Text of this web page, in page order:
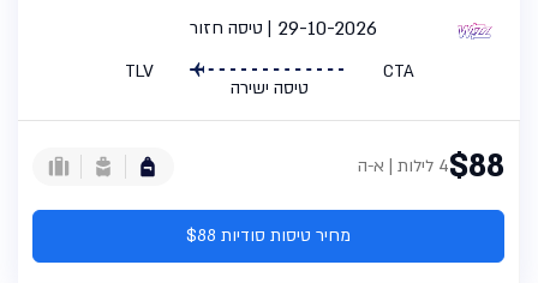
טיסה חזור 29-10-2026
CTA
טיסה ישירה
TLV
$884 לילות | א-ה
מחיר טיסות סודיות $88